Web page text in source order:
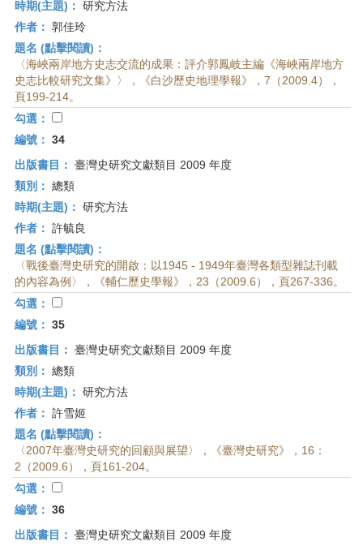
時期(主題)： 研究方法
作者： 郭佳玲
題名 (點擊閱讀)：
〈海峽兩岸地方史志交流的成果：評介郭鳳岐主編《海峽兩岸地方
史志比較研究文集》〉，《白沙歷史地理學報》，7（2009.4），
頁199-214。
勾選：
編號： 34
出版書目： 臺灣史研究文獻類目 2009 年度
類別： 總類
時期(主題)： 研究方法
作者： 許毓良
題名 (點擊閱讀)：
〈戰後臺灣史研究的開啟：以1945 - 1949年臺灣各類型雜誌刊載
的內容為例〉，《輔仁歷史學報》，23（2009.6），頁267-336。
勾選：
編號： 35
出版書目： 臺灣史研究文獻類目 2009 年度
類別： 總類
時期(主題)： 研究方法
作者： 許雪姬
題名 (點擊閱讀)：
〈2007年臺灣史研究的回顧與展望〉，《臺灣史研究》，16：
2（2009.6），頁161-204。
勾選：
編號： 36
出版書目： 臺灣史研究文獻類目 2009 年度